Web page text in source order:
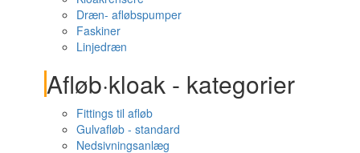
Dræn- afløbspumper
Faskiner
Linjedræn
Afløb·kloak - kategorier
Fittings til afløb
Gulvafløb - standard
Nedsivningsanlæg